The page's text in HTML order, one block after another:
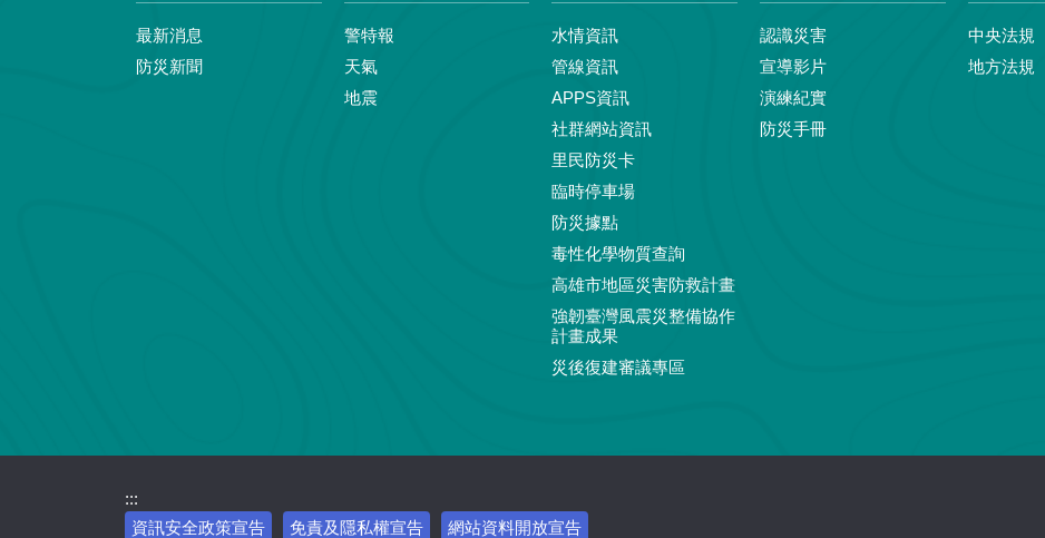
最新消息
防災新聞
警特報
天氣
地震
水情資訊
管線資訊
APPS資訊
社群網站資訊
里民防災卡
臨時停車場
防災據點
毒性化學物質查詢
高雄市地區災害防救計畫
強韌臺灣風震災整備協作
計畫成果
災後復建審議專區
認識災害
宣導影片
演練紀實
防災手冊
中央法規
地方法規
:::
資訊安全政策宣告
免責及隱私權宣告 網站資料開放宣告